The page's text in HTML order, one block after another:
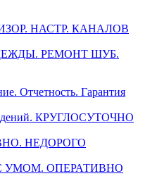
НАСТР. КАНАЛОВ
РЕМОНТ ШУБ.
Отчетность. Гарантия
КРУГЛОСУТОЧНО
НЕДОРОГО
УМОМ. ОПЕРАТИВНО